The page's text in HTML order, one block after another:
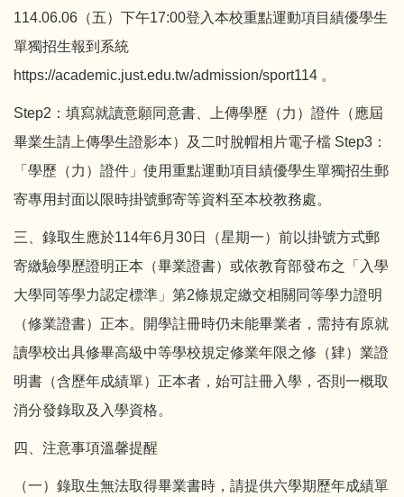
114.06.06（五）下午17:00登入本校重點運動項目績優學生
單獨招生報到系統
https://academic.just.edu.tw/admission/sport114 。
Step2：填寫就讀意願同意書、上傳學歷（力）證件（應屆
畢業生請上傳學生證影本）及二吋脫帽相片電子檔 Step3：
「學歷（力）證件」使用重點運動項目績優學生單獨招生郵
寄專用封面以限時掛號郵寄等資料至本校教務處。
三、錄取生應於114年6月30日（星期一）前以掛號方式郵
寄繳驗學歷證明正本（畢業證書）或依教育部發布之「入學
大學同等學力認定標準」第2條規定繳交相關同等學力證明
（修業證書）正本。開學註冊時仍未能畢業者，需持有原就
讀學校出具修畢高級中等學校規定修業年限之修（肄）業證
明書（含歷年成績單）正本者，始可註冊入學，否則一概取
消分發錄取及入學資格。
四、注意事項溫馨提醒
（一）錄取生無法取得畢業書時，請提供六學期歷年成績單